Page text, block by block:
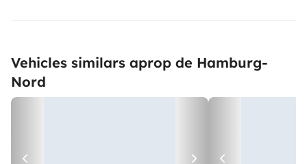
Vehicles similars aprop de Hamburg-
Nord